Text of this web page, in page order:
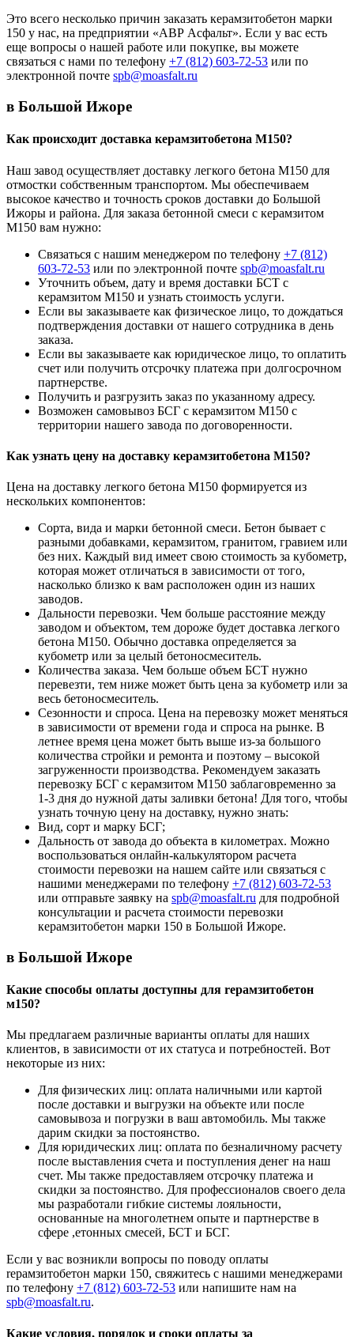
Это всего несколько причин заказать керамзитобетон марки
150 у нас, на предприятии «АВР Асфальт». Если у вас есть
еще вопросы о нашей работе или покупке, вы можете
связаться с нами по телефону +7 (812) 603-72-53 или по
электронной почте spb@moasfalt.ru
в Большой Ижоре
Как происходит доставка керамзитобетона М150?
Наш завод осуществляет доставку легкого бетона М150 для
отмостки собственным транспортом. Мы обеспечиваем
высокое качество и точность сроков доставки до Большой
Ижоры и района. Для заказа бетонной смеси с керамзитом
М150 вам нужно:
Связаться с нашим менеджером по телефону +7 (812)
603-72-53 или по электронной почте spb@moasfalt.ru
Уточнить объем, дату и время доставки БСТ с
керамзитом М150 и узнать стоимость услуги.
Если вы заказываете как физическое лицо, то дождаться
подтверждения доставки от нашего сотрудника в день
заказа.
Если вы заказываете как юридическое лицо, то оплатить
счет или получить отсрочку платежа при долгосрочном
партнерстве.
Получить и разгрузить заказ по указанному адресу.
Возможен самовывоз БСГ с керамзитом М150 с
территории нашего завода по договоренности.
Как узнать цену на доставку керамзитобетона М150?
Цена на доставку легкого бетона М150 формируется из
нескольких компонентов:
Сорта, вида и марки бетонной смеси. Бетон бывает с
разными добавками, керамзитом, гранитом, гравием или
без них. Каждый вид имеет свою стоимость за кубометр,
которая может отличаться в зависимости от того,
насколько близко к вам расположен один из наших
заводов.
Дальности перевозки. Чем больше расстояние между
заводом и объектом, тем дороже будет доставка легкого
бетона М150. Обычно доставка определяется за
кубометр или за целый бетоносмеситель.
Количества заказа. Чем больше объем БСТ нужно
перевезти, тем ниже может быть цена за кубометр или за
весь бетоносмеситель.
Сезонности и спроса. Цена на перевозку может меняться
в зависимости от времени года и спроса на рынке. В
летнее время цена может быть выше из-за большого
количества стройки и ремонта и поэтому – высокой
загруженности производства. Рекомендуем заказать
перевозку БСГ с керамзитом М150 заблаговременно за
1-3 дня до нужной даты заливки бетона! Для того, чтобы
узнать точную цену на доставку, нужно знать:
Вид, сорт и марку БСГ;
Дальность от завода до объекта в километрах. Можно
воспользоваться онлайн-калькулятором расчета
стоимости перевозки на нашем сайте или связаться с
нашими менеджерами по телефону +7 (812) 603-72-53
или отправьте заявку на spb@moasfalt.ru для подробной
консультации и расчета стоимости перевозки
керамзитобетон марки 150 в Большой Ижоре.
в Большой Ижоре
Какие способы оплаты доступны для rерамзитобетон
м150?
Мы предлагаем различные варианты оплаты для наших
клиентов, в зависимости от их статуса и потребностей. Вот
некоторые из них:
Для физических лиц: оплата наличными или картой
после доставки и выгрузки на объекте или после
самовывоза и погрузки в ваш автомобиль. Мы также
дарим скидки за постоянство.
Для юридических лиц: оплата по безналичному расчету
после выставления счета и поступления денег на наш
счет. Мы также предоставляем отсрочку платежа и
скидки за постоянство. Для профессионалов своего дела
мы разработали гибкие системы лояльности,
основанные на многолетнем опыте и партнерстве в
сфере ,етонных смесей, БСТ и БСГ.
Если у вас возникли вопросы по поводу оплаты
rерамзитобетон марки 150, свяжитесь с нашими менеджерами
по телефону +7 (812) 603-72-53 или напишите нам на
spb@moasfalt.ru.
Какие условия, порядок и сроки оплаты за